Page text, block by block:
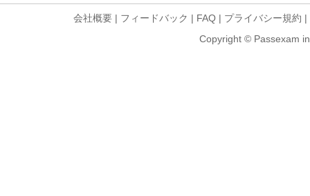
会社概要 | フィードバック | FAQ | プライバシー規約 |
Copyright © Passexam